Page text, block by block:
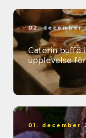
02. december
Caterin buffé
upplevelse
01. december